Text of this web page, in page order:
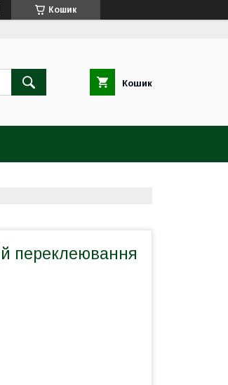
Кошик
Кошик
переклеювання